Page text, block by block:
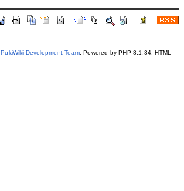
PukiWiki Development Team. Powered by PHP 8.1.34. HTML